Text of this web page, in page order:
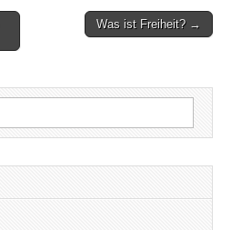
Was ist Freiheit? →